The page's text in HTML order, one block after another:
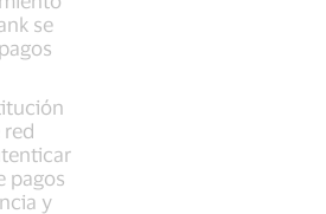
se
pagos
y